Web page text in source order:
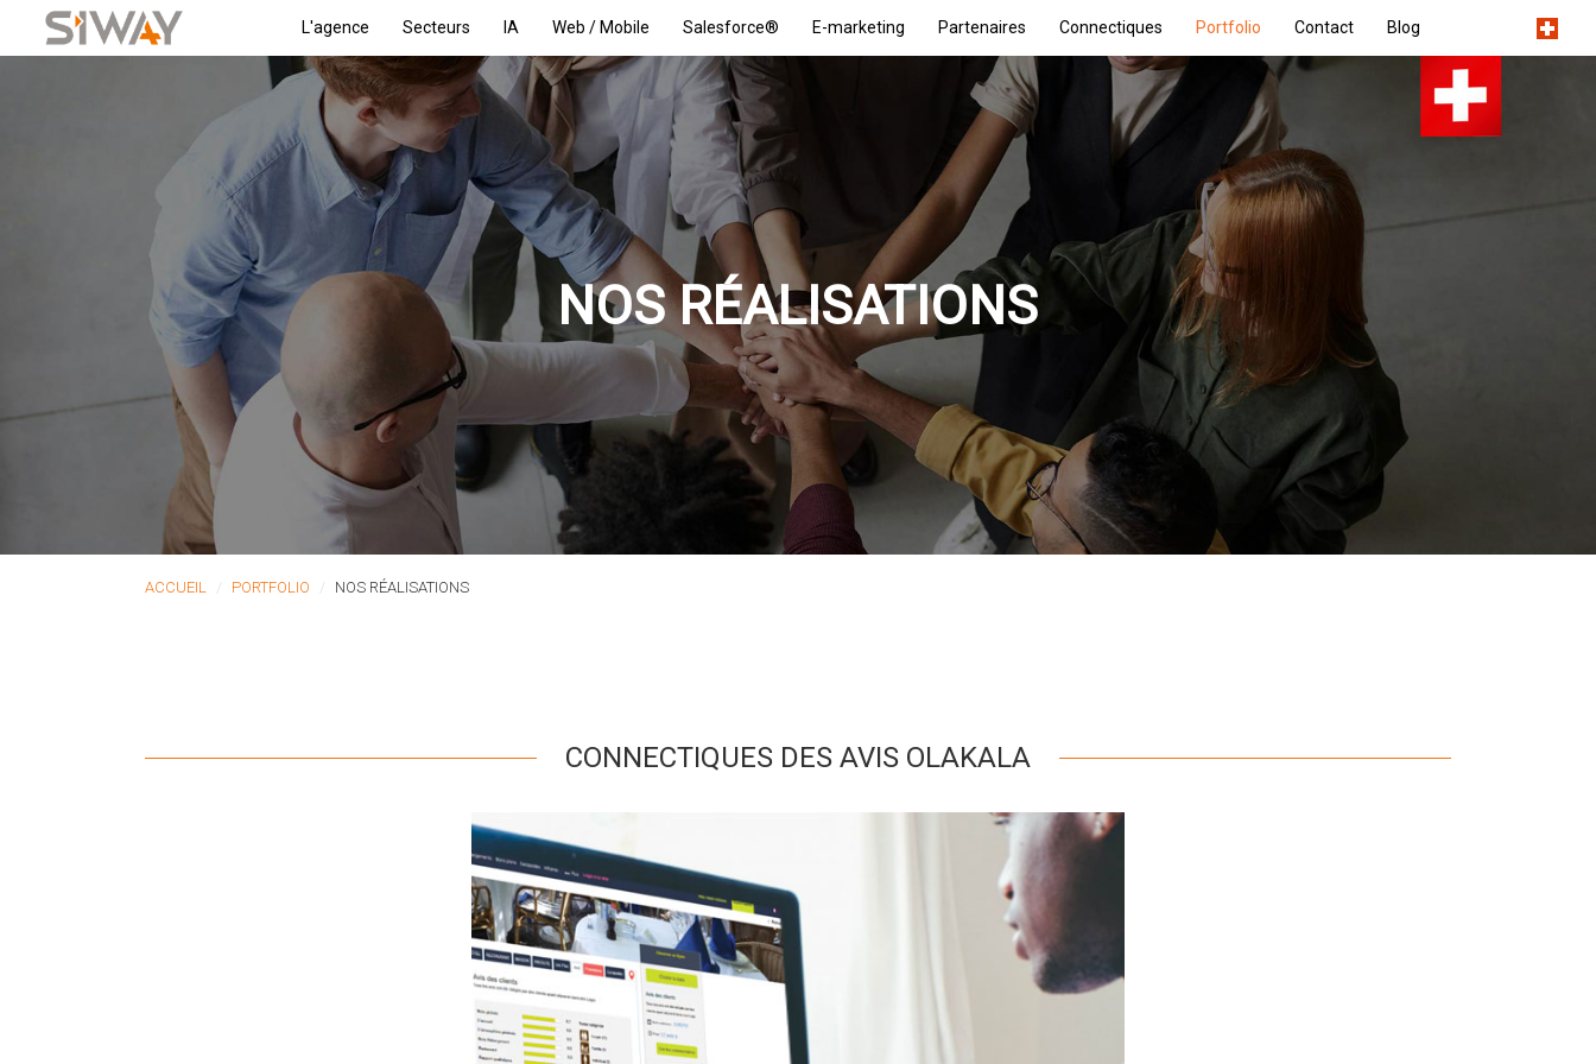
L'agence Secteurs IA Web / Mobile Salesforce® E-marketing Partenaires Connectiques Portfolio Contact Blog
NOS RÉALISATIONS
ACCUEIL PORTFOLIO NOS RÉALISATIONS
CONNECTIQUES DES AVIS OLAKALA